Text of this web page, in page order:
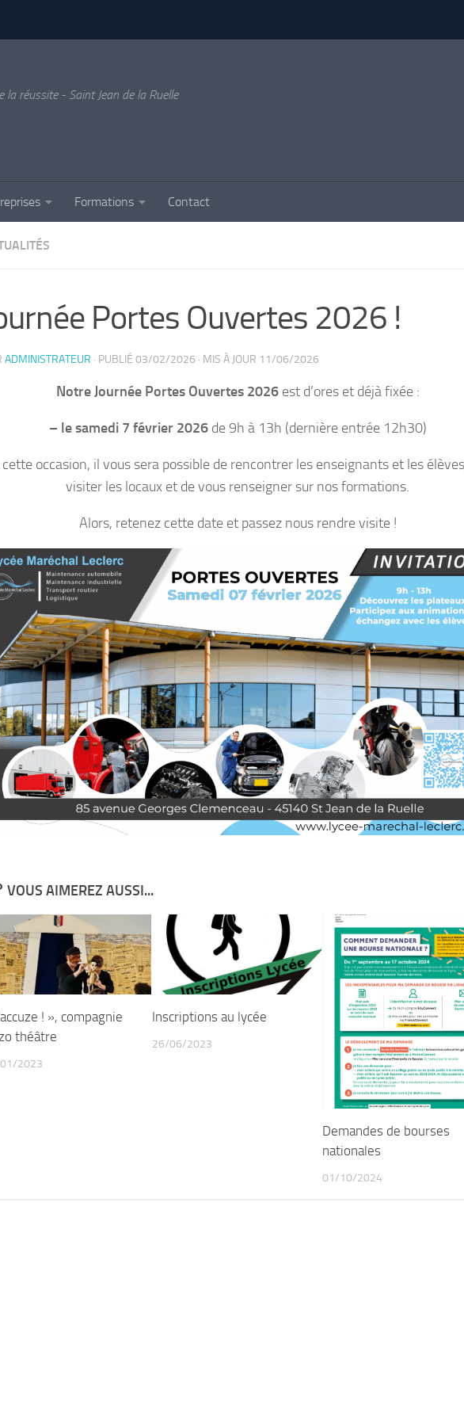
la réussite - Saint Jean de la Ruelle
Formations Contact
Portes Ouvertes 2026 !
ADMINISTRATEUR · PUBLIÉ 03/02/2026 · MIS À JOUR 11/06/2026
Notre Journée Portes Ouvertes 2026est d’ores et déjà fixée :
– le samedi 7 février 2026de 9h à 13h (dernière entrée 12h30)
occasion, il vous sera possible de rencontrer les enseignants et les
visiter les locaux et de vous renseigner sur nos formations.
Alors, retenez cette date et passez nous rendre visite !
VOUS AIMEREZ AUSSI...
! », compagnie
théâtre
2023
Inscriptions au lycée
26/06/2023
Demandes de bourses
nationales
01/10/2024